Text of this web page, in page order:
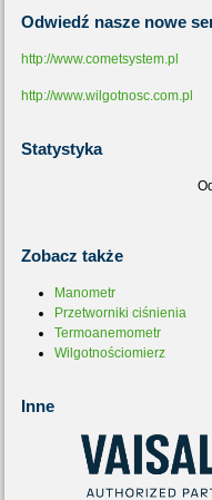
Odwiedź nasze nowe
http://www.cometsystem.pl
http://www.wilgotnosc.com.pl
Statystyka
Zobacz także
Manometr
Przetworniki ciśnienia
Termoanemometr
Wilgotnościomierz
Inne